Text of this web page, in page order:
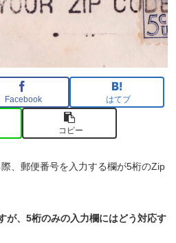
Facebook はてブ
コピー
、郵便番号を入力する欄が5桁のZip
が、5桁のみの入力欄にはどう対応す